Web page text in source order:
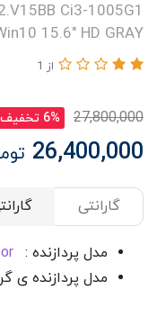
Ci3-1005G1
15.6" HD GRAY
از 1
27,800,000 6% تخفیف
26,400,000
گارانتی
مدل پردازنده :
مدل پردازنده ی